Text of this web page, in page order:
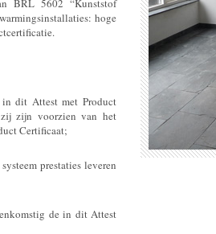
BRL 5602 “Kunststof
hoge
in dit Attest met Product
zij zijn voorzien van het
Certificaat;
prestaties leveren
de in dit Attest